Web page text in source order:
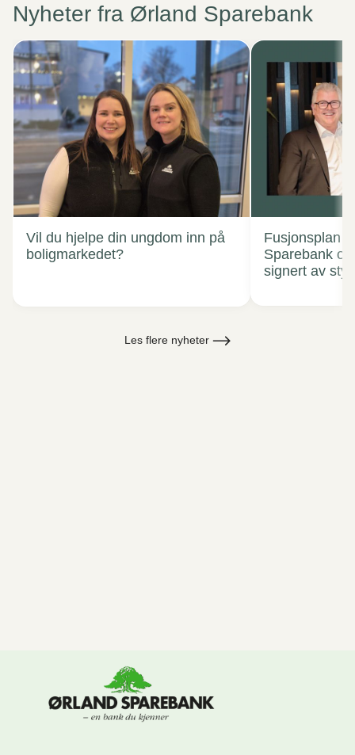
Nyheter fra Ørland Sparebank
Vil du hjelpe din ungdom inn på
boligmarkedet?
Fusjonsplan
Sparebank
signert av
Les flere nyheter